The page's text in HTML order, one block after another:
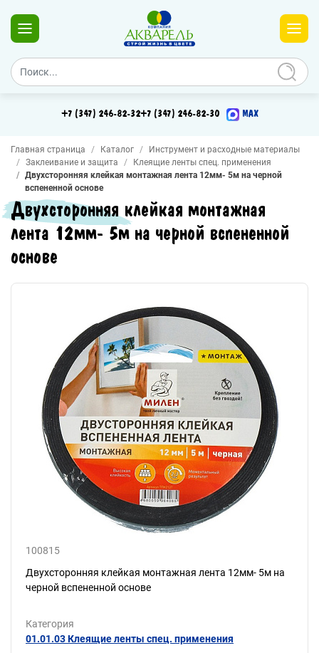
+7 (347) 246-82-32+7 (347) 246-82-30 MAX
Главная страница Каталог
Инструмент и расходные материалы
Заклеивание и защита
Клеящие ленты спец. применения
Двухсторонняя клейкая монтажная лента 12мм- 5м на черной
вспененной основе
Двухсторонняя клейкая монтажная
лента 12мм- 5м на черной вспененной
основе
100815
Двухсторонняя клейкая монтажная лента 12мм- 5м на
черной вспененной основе
Категория
01.01.03 Клеящие ленты спец. применения